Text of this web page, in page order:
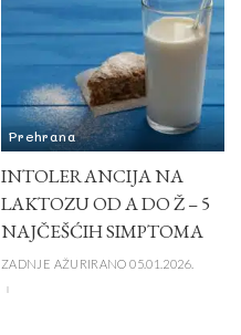
Prehrana
INTOLERANCIJA NA
LAKTOZU OD A DO Ž – 5
NAJČEŠĆIH SIMPTOMA
ZADNJE AŽURIRANO 05.01.2026.